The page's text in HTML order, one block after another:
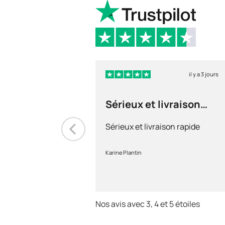
il y a 3 jours
Sérieux et livraison
Sérieux et livraison rapide
Karine Plantin
Nos avis avec 3, 4 et 5 étoiles